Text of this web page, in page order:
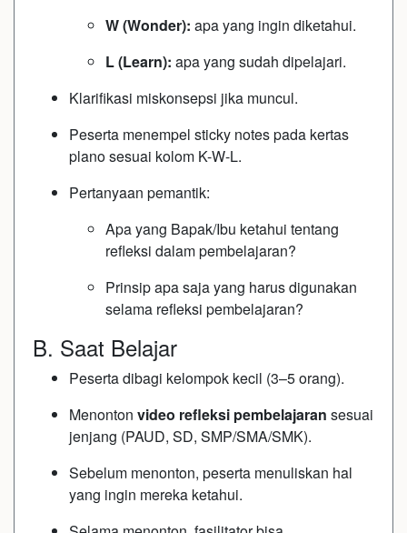
W (Wonder): apa yang ingin diketahui.
L (Learn): apa yang sudah dipelajari.
Klarifikasi miskonsepsi jika muncul.
Peserta menempel sticky notes pada kertas
plano sesuai kolom K-W-L.
Pertanyaan pemantik:
Apa yang Bapak/Ibu ketahui tentang
refleksi dalam pembelajaran?
Prinsip apa saja yang harus digunakan
selama refleksi pembelajaran?
B. Saat Belajar
Peserta dibagi kelompok kecil (3–5 orang).
Menonton video refleksi pembelajaran sesuai
jenjang (PAUD, SD, SMP/SMA/SMK).
Sebelum menonton, peserta menuliskan hal
yang ingin mereka ketahui.